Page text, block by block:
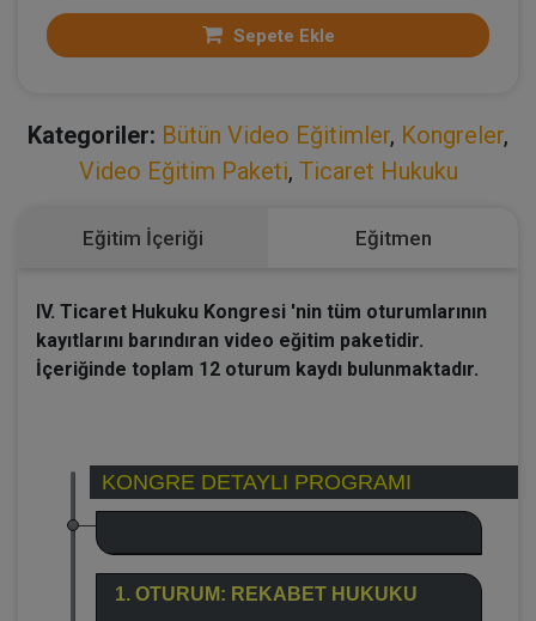
Sepete Ekle
Kategoriler: Bütün Video Eğitimler, Kongreler,
Video Eğitim Paketi, Ticaret Hukuku
Eğitim İçeriği Eğitmen
IV. Ticaret Hukuku Kongresi 'nin tüm oturumlarının
kayıtlarını barındıran video eğitim paketidir.
İçeriğinde toplam 12 oturum kaydı bulunmaktadır.
KONGRE DETAYLI PROGRAMI
1. OTURUM: REKABET HUKUKU